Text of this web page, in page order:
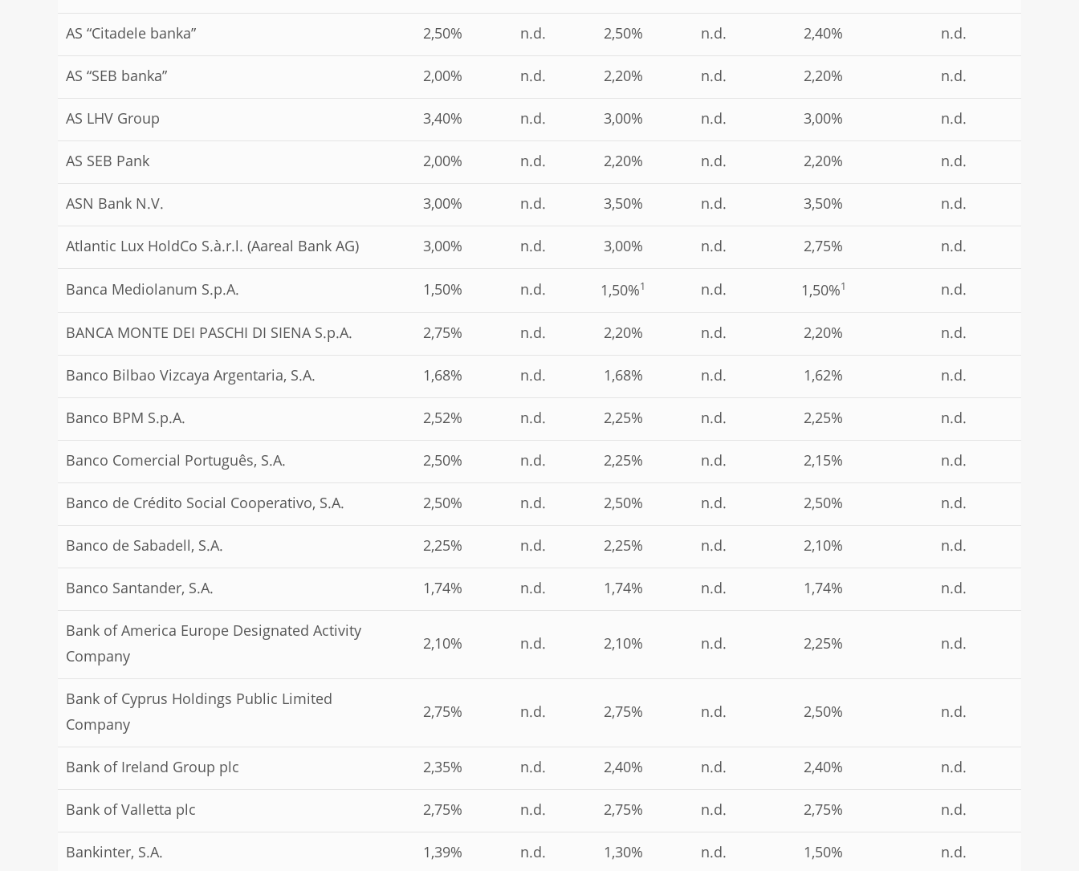
AS “Citadele banka” 2,50% n.d. 2,50% n.d. 2,40% n.d.
AS “SEB banka” 2,00% n.d. 2,20% n.d. 2,20% n.d.
AS LHV Group 3,40% n.d. 3,00% n.d. 3,00% n.d.
AS SEB Pank 2,00% n.d. 2,20% n.d. 2,20% n.d.
ASN Bank N.V. 3,00% n.d. 3,50% n.d. 3,50% n.d.
Atlantic Lux HoldCo S.à.r.l. (Aareal Bank AG) 3,00% n.d. 3,00% n.d. 2,75% n.d.
Banca Mediolanum S.p.A. 1,50% n.d. 1,50%1 n.d. 1,50%1 n.d.
BANCA MONTE DEI PASCHI DI SIENA S.p.A. 2,75% n.d. 2,20% n.d. 2,20% n.d.
Banco Bilbao Vizcaya Argentaria, S.A. 1,68% n.d. 1,68% n.d. 1,62% n.d.
Banco BPM S.p.A. 2,52% n.d. 2,25% n.d. 2,25% n.d.
Banco Comercial Português, S.A. 2,50% n.d. 2,25% n.d. 2,15% n.d.
Banco de Crédito Social Cooperativo, S.A. 2,50% n.d. 2,50% n.d. 2,50% n.d.
Banco de Sabadell, S.A. 2,25% n.d. 2,25% n.d. 2,10% n.d.
Banco Santander, S.A. 1,74% n.d. 1,74% n.d. 1,74% n.d.
Bank of America Europe Designated Activity
Company
2,10% n.d. 2,10% n.d. 2,25% n.d.
Bank of Cyprus Holdings Public Limited
Company
2,75% n.d. 2,75% n.d. 2,50% n.d.
Bank of Ireland Group plc 2,35% n.d. 2,40% n.d. 2,40% n.d.
Bank of Valletta plc 2,75% n.d. 2,75% n.d. 2,75% n.d.
Bankinter, S.A. 1,39% n.d. 1,30% n.d. 1,50% n.d.